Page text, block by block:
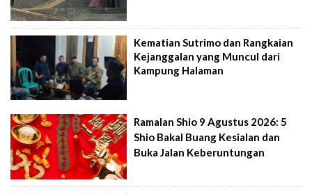
Kematian Sutrimo dan Rangkaian
Kejanggalan yang Muncul dari
Kampung Halaman
Ramalan Shio 9 Agustus 2026: 5
Shio Bakal Buang Kesialan dan
Buka Jalan Keberuntungan